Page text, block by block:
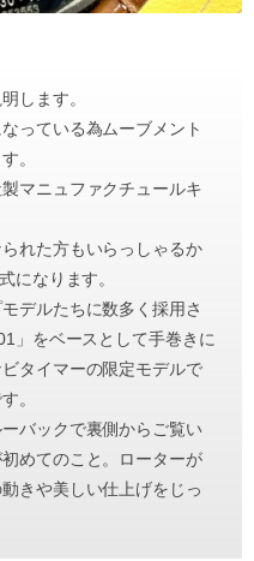
します。
っている為ムーブメント
。
マニュファクチュールキ
れた方もいらっしゃるか
になります。
デルたちに数多く採用さ
」をベースとして手巻きに
タイマーの限定モデルで
。
バックで裏側からご覧い
めてのこと。ローターが
きや美しい仕上げをじっ